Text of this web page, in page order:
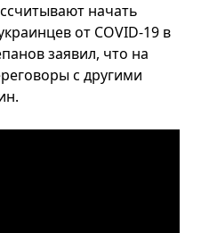
начать
от COVID-19 в
заявил, что на
с другими